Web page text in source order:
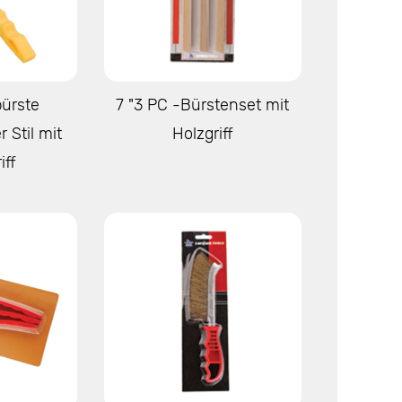
Stil mit
Mehr anzeigen
7 "3 PC -Bürstenset mit
Holzgriff